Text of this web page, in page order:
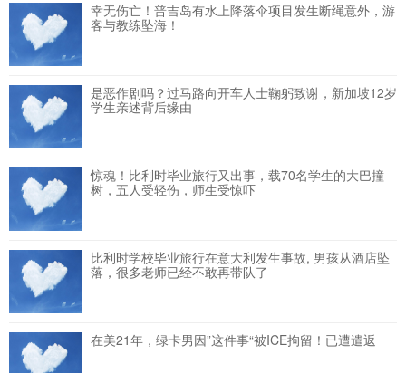
幸无伤亡！普吉岛有水上降落伞项目发生断绳意外，游
客与教练坠海！
是恶作剧吗？过马路向开车人士鞠躬致谢，新加坡12岁
学生亲述背后缘由
惊魂！比利时毕业旅行又出事，载70名学生的大巴撞
树，五人受轻伤，师生受惊吓
比利时学校毕业旅行在意大利发生事故, 男孩从酒店坠
落，很多老师已经不敢再带队了
在美21年，绿卡男因”这件事“被ICE拘留！已遭遣返